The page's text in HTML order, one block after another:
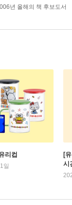
년 올해의 책 후보도서
리컵
일
[
시